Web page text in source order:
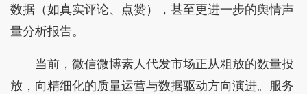
数据（如真实评论、点赞），甚至更进一步的舆情声
量分析报告。
当前，微信微博素人代发市场正从粗放的数量投
放，向精细化的质量运营与数据驱动方向演进。服务